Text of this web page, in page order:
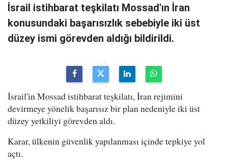
İsrail istihbarat teşkilatı Mossad'ın İran
konusundaki başarısızlık sebebiyle iki üst
düzey ismi görevden aldığı bildirildi.
İsrail'in Mossad istihbarat teşkilatı, İran rejimini
devirmeye yönelik başarısız bir plan nedeniyle iki üst
düzey yetkiliyi görevden aldı.
Karar, ülkenin güvenlik yapılanması içinde tepkiye yol
açtı.